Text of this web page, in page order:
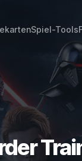
Spiel-Tools